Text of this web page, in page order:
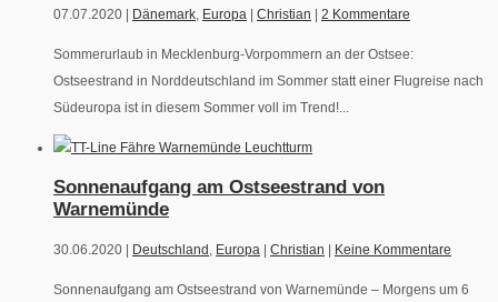
07.07.2020 | Dänemark, Europa Christian 2 Kommentare
Sommerurlaub in Mecklenburg-Vorpommern an der Ostsee:
Ostseestrand in Norddeutschland im Sommer statt einer Flugreise nach
Südeuropa ist in diesem Sommer voll im Trend!...
Sonnenaufgang am Ostseestrand von
Warnemünde
30.06.2020 | Deutschland , Europa Christian Keine Kommentare
Sonnenaufgang am Ostseestrand von Warnemünde – Morgens um 6